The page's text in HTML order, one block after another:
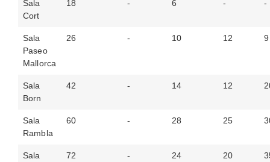
Sala
Cort
18 - 6 - -
Sala
Paseo
Mallorca
26 - 10 12 9
Sala
Born
42 - 14 12
Sala
Rambla
60 - 28 25
Sala
72 - 24 20